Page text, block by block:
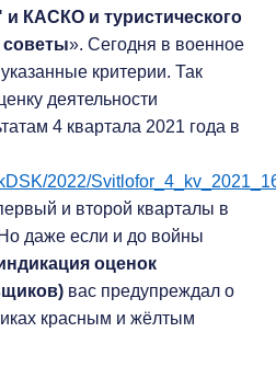
и КАСКО и туристического
советы». Сегодня в военное
критерии. Так
деятельности
4 квартала 2021 года в
2022/
и второй кварталы в
даже если и до войны
оценок
вас предупреждал о
красным и жёлтым